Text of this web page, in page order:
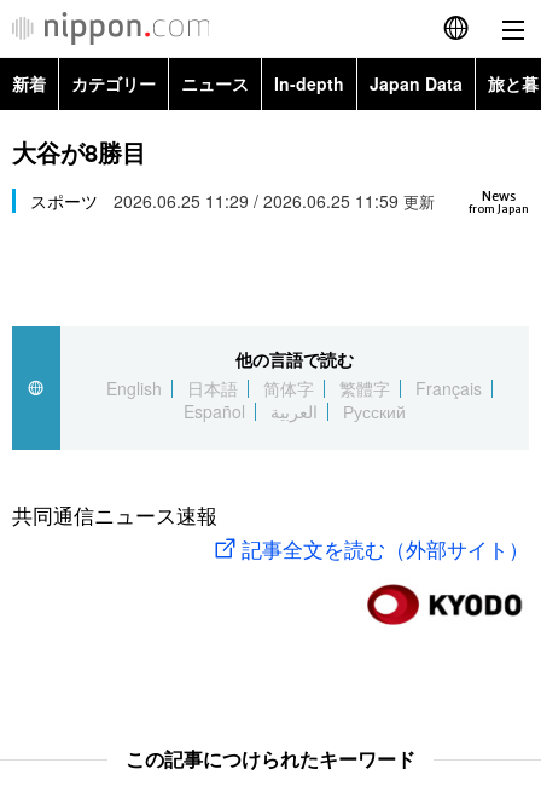
English
繁體字
العربية
社会
旅と暮らし
新着 カテゴリー ニュース In-depth Japan Data 旅と
政治・外交
経済・ビジネス
社会
文化
科学・技術
暮らし
Images
お知らせ
大谷が8勝目
News
from Japan
スポーツ 2026.06.25 11:29 / 2026.06.25 11:59 更新
他の言語で読む
English
日本語 简体字 繁體字
Français
Español
العربية Русский
共同通信ニュース速報
記事全文を読む（外部サイト）
この記事につけられたキーワード